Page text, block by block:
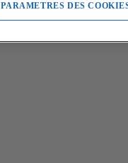
PARAMETRES DES